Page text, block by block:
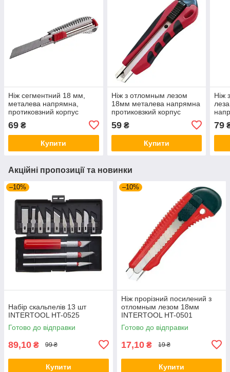
Ніж сегментний 18 мм,
металева напрямна,
протиковзний корпус
69 ₴
Купити
Ніж з отломным лезом
18мм металева напрямна
протиковзкий корпус
59₴
Купити
Ніж
79
Акційні пропозиції та новинки
–10%
Набір скальпелів 13 шт
INTERTOOL HT-0525
Готово до відправки
89,10 ₴ 99 ₴
Купити
–10%
Ніж прорізний посилений з
отломным лезом 18мм
INTERTOOL HT-0501
Готово до відправки
17,10 ₴ 19 ₴
Купити